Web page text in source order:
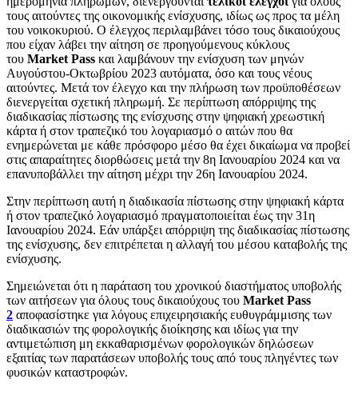
τους αιτούντες της οικονομικής ενίσχυσης, ιδίως ως προς τα μέλη
του νοικοκυριού. Ο έλεγχος περιλαμβάνει τόσο τους δικαιούχους
που είχαν λάβει την αίτηση σε προηγούμενους κύκλους
του Market Pass και λαμβάνουν την ενίσχυση των μηνών
Αυγούστου-Οκτωβρίου 2023 αυτόματα, όσο και τους νέους
αιτούντες. Μετά τον έλεγχο και την πλήρωση των προϋποθέσεων
διενεργείται σχετική πληρωμή. Σε περίπτωση απόρριψης της
διαδικασίας πίστωσης της ενίσχυσης στην ψηφιακή χρεωστική
κάρτα ή στον τραπεζικό του λογαριασμό ο αιτών που θα
ενημερώνεται με κάθε πρόσφορο μέσο θα έχει δικαίωμα να προβεί
στις απαραίτητες διορθώσεις μετά την 8η Ιανουαρίου 2024 και να
επανυποβάλλει την αίτηση μέχρι την 26η Ιανουαρίου 2024.
Στην περίπτωση αυτή η διαδικασία πίστωσης στην ψηφιακή κάρτα
ή στον τραπεζικό λογαριασμό πραγματοποιείται έως την 31η
Ιανουαρίου 2024. Εάν υπάρξει απόρριψη της διαδικασίας πίστωσης
της ενίσχυσης, δεν επιτρέπεται η αλλαγή του μέσου καταβολής της
ενίσχυσης.
Σημειώνεται ότι η παράταση του χρονικού διαστήματος υποβολής
των αιτήσεων για όλους τους δικαιούχους του Market Pass
2 αποφασίστηκε για λόγους επιχειρησιακής ευθυγράμμισης των
διαδικασιών της φορολογικής διοίκησης και ιδίως για την
αντιμετώπιση μη εκκαθαρισμένων φορολογικών δηλώσεων
εξαιτίας των παρατάσεων υποβολής τους από τους πληγέντες των
φυσικών καταστροφών.